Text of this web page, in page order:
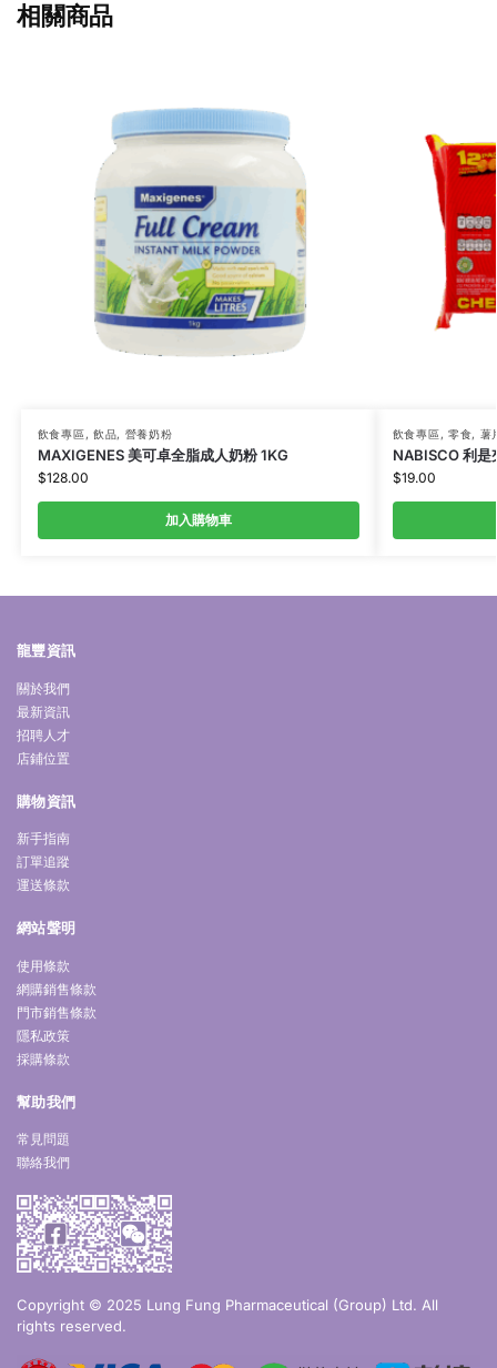
相關商品
飲食專區, 飲品, 營養奶粉
MAXIGENES 美可卓全脂成人奶粉 1KG
$128.00
加入購物車
飲食專區, 零食, 薯
NABISCO 利是
$19.00
龍豐資訊
關於我們
最新資訊
招聘人才
店鋪位置
購物資訊
新手指南
訂單追蹤
運送條款
網站聲明
使用條款
網購銷售條款
門市銷售條款
隱私政策
採購條款
幫助我們
常見問題
聯絡我們
Copyright © 2025 Lung Fung Pharmaceutical (Group) Ltd. All
rights reserved.